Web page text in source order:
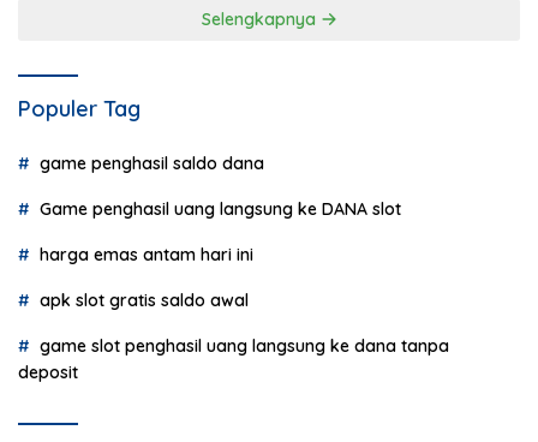
Selengkapnya
Populer Tag
game penghasil saldo dana
Game penghasil uang langsung ke DANA slot
harga emas antam hari ini
apk slot gratis saldo awal
game slot penghasil uang langsung ke dana tanpa
deposit